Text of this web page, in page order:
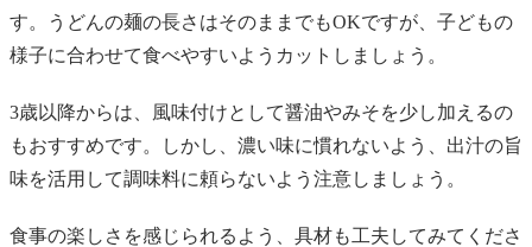
す。うどんの麺の長さはそのままでもOKですが、子どもの
様子に合わせて食べやすいようカットしましょう。
3歳以降からは、風味付けとして醤油やみそを少し加えるの
もおすすめです。しかし、濃い味に慣れないよう、出汁の旨
味を活用して調味料に頼らないよう注意しましょう。
食事の楽しさを感じられるよう、具材も工夫してみてくださ